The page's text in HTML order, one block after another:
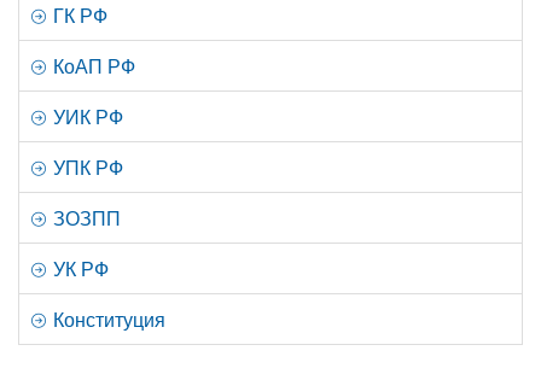
ГК РФ
КоАП РФ
УИК РФ
УПК РФ
ЗОЗПП
УК РФ
Конституция